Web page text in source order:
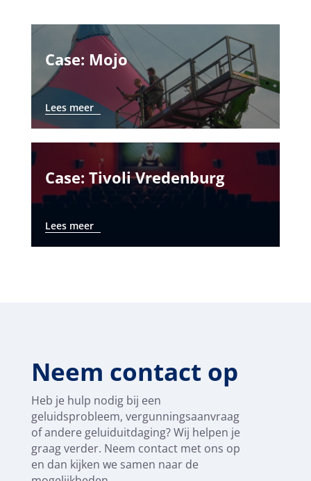
Case: Mojo
Lees meer
Case: Tivoli Vredenburg
Lees meer
Neem contact op
Heb je hulp nodig bij een
geluidsprobleem, vergunningsaanvraag
of andere geluiduitdaging? Wij helpen je
graag verder. Neem contact met ons op
en dan kijken we samen naar de